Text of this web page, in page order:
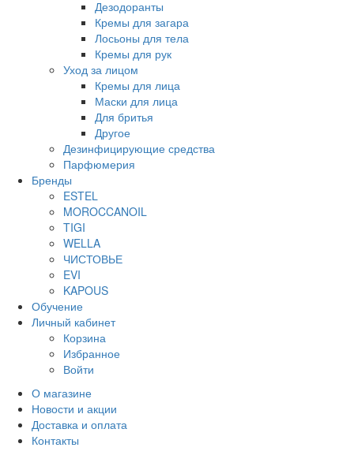
Дезодоранты
Кремы для загара
Лосьоны для тела
Кремы для рук
Уход за лицом
Кремы для лица
Маски для лица
Для бритья
Другое
Дезинфицирующие средства
Парфюмерия
Бренды
ESTEL
MOROCCANOIL
TIGI
WELLA
ЧИСТОВЬЕ
EVI
KAPOUS
Обучение
Личный кабинет
Корзина
Избранное
Войти
О магазине
Новости и акции
Доставка и оплата
Контакты